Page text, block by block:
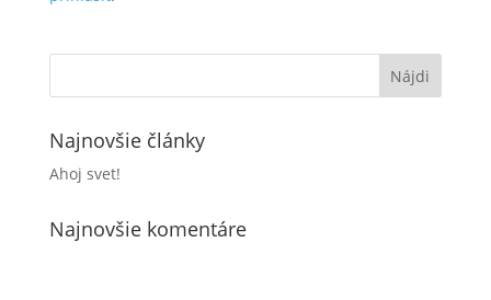
Najnovšie články
Ahoj svet!
Najnovšie komentáre